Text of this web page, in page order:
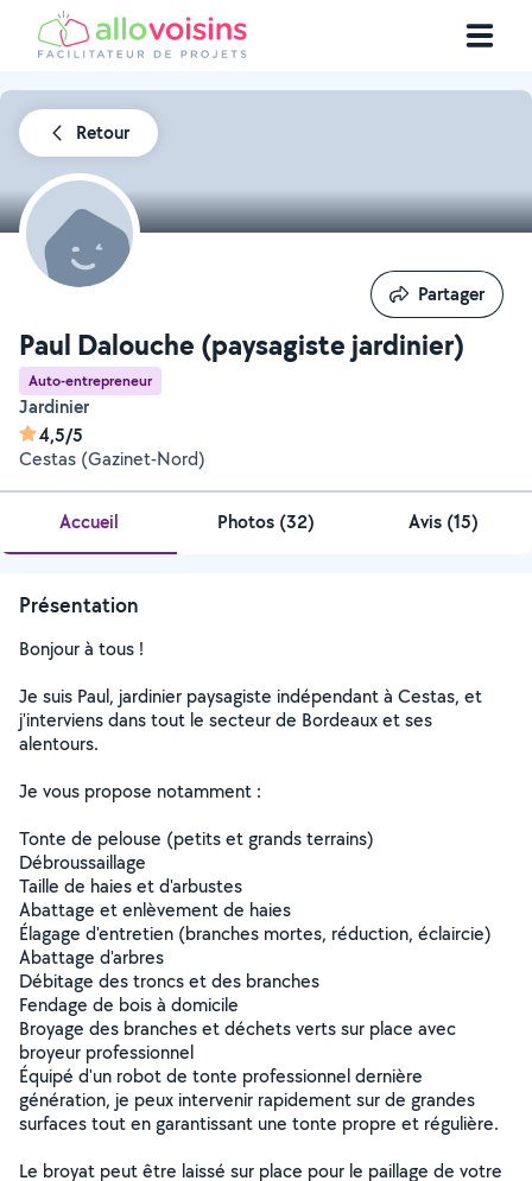
Retour
Paul Dalouche (paysagiste jardinier)
Auto-entrepreneur
Jardinier
4,5/5
Cestas (Gazinet-Nord)
Partager
Partager
Accueil Photos (32) Avis (15)
Présentation
Bonjour à tous !
Je suis Paul, jardinier paysagiste indépendant à Cestas, et
j'interviens dans tout le secteur de Bordeaux et ses
alentours.
Je vous propose notamment :
Tonte de pelouse (petits et grands terrains)
Débroussaillage
Taille de haies et d'arbustes
Abattage et enlèvement de haies
Élagage d'entretien (branches mortes, réduction, éclaircie)
Abattage d'arbres
Débitage des troncs et des branches
Fendage de bois à domicile
Broyage des branches et déchets verts sur place avec
broyeur professionnel
Équipé d'un robot de tonte professionnel dernière
génération, je peux intervenir rapidement sur de grandes
surfaces tout en garantissant une tonte propre et régulière.
Le broyat peut être laissé sur place pour le paillage de votre